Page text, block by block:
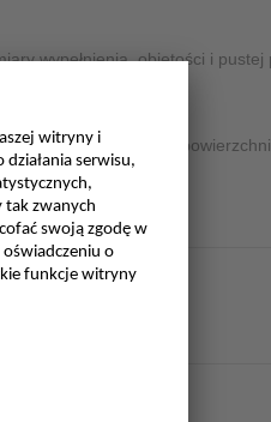
wypełnienia, objętości i
cieki płynące (wody